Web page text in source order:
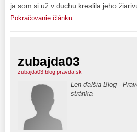
ja som si už v duchu kreslila jeho
Pokračovanie článku
zubajda03
zubajda03.blog.pravda.sk
Len ďalšia Blog -
stránka